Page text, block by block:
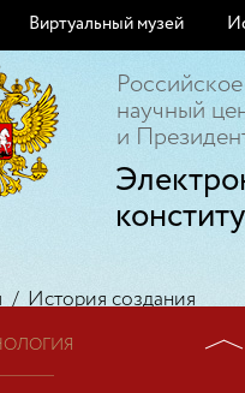
Виртуальный музей
научный
и
/ История создания
1991
1992
1993
1994
1995
1996